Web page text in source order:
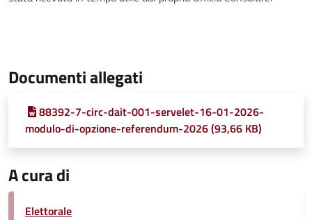
Documenti allegati
88392-7-circ-dait-001-servelet-16-01-2026-
modulo-di-opzione-referendum-2026 (93,66 KB)
A cura di
Elettorale